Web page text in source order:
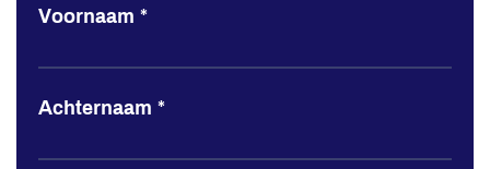
Voornaam *
Achternaam *